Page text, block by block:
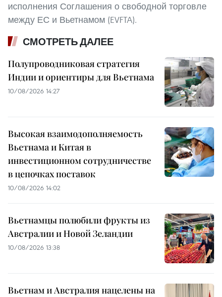
исполнения Соглашения о свободной торговле
между ЕС и Вьетнамом (EVFTA).
СМОТРЕТЬ ДАЛЕЕ
Полупроводниковая стратегия
Индии и ориентиры для Вьетнама
10/08/2026 14:27
Высокая взаимодополняемость
Вьетнама и Китая в
инвестиционном сотрудничестве
в цепочках поставок
10/08/2026 14:02
Вьетнамцы полюбили фрукты из
Австралии и Новой Зеландии
10/08/2026 13:38
Вьетнам и Австралия нацелены на